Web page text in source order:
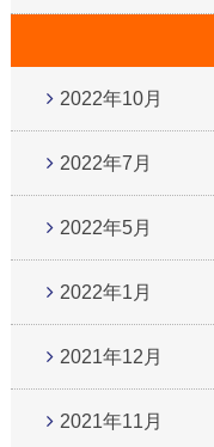
2022年10月
2022年7月
2022年5月
2022年1月
2021年12月
2021年11月